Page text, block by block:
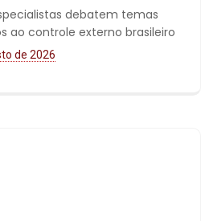
debatem temas
ao controle externo brasileiro
de 2026